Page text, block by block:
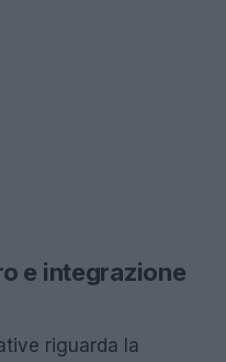
e integrazione
riguarda la